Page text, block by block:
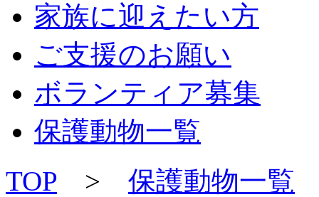
家族に迎えたい方
ご支援のお願い
ボランティア募集
保護動物一覧
TOP > 保護動物一覧